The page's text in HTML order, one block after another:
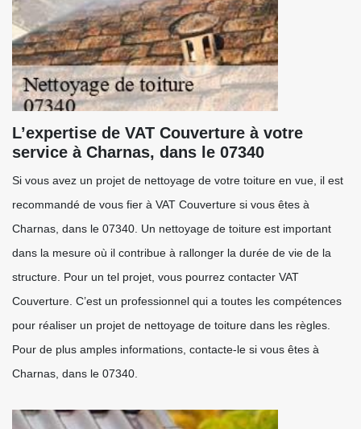
L’expertise de VAT Couverture à votre
service à Charnas, dans le 07340
Si vous avez un projet de nettoyage de votre toiture en vue, il est
recommandé de vous fier à VAT Couverture si vous êtes à
Charnas, dans le 07340. Un nettoyage de toiture est important
dans la mesure où il contribue à rallonger la durée de vie de la
structure. Pour un tel projet, vous pourrez contacter VAT
Couverture. C’est un professionnel qui a toutes les compétences
pour réaliser un projet de nettoyage de toiture dans les règles.
Pour de plus amples informations, contacte-le si vous êtes à
Charnas, dans le 07340.